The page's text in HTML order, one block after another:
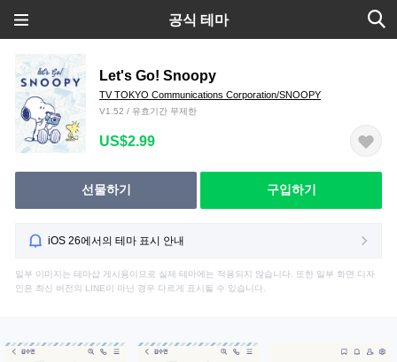
공식 테마
Let's Go! Snoopy
TV TOKYO Communications Corporation/SNOOPY
V1.52 / 유효기간 무제한
US$2.99
선물하기 구입하기
iOS 26에서의 테마 표시 안내
일부 이미지는 테마샵 게시용이므로 실제 테마에는 적용되지 않습니다. 또한 일부 화면 디자
인은 최신 버전의 LINE이 아닌 경우 다르게 표시될 수 있습니다.